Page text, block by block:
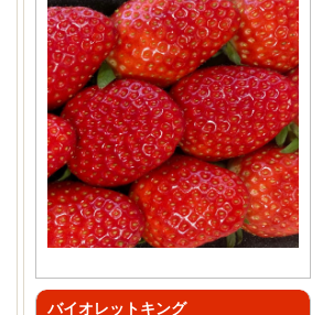
バイオレットキング